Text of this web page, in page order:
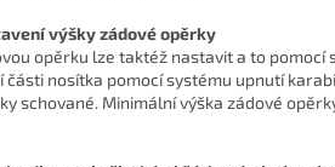
výšky zádové opěrky
opěrku lze taktéž nastavit a to pomocí
části nosítka pomocí systému upnutí
schované. Minimální výška zádové